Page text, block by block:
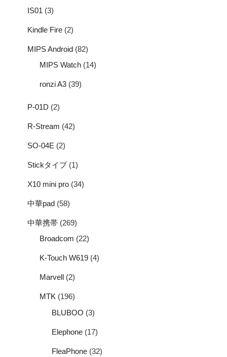
IS01 (3)
Kindle Fire (2)
MIPS Android (82)
MIPS Watch (14)
ronzi A3 (39)
P-01D (2)
R-Stream (42)
SO-04E (2)
Stickタイプ(1)
X10 mini pro (34)
中華pad (58)
中華携帯 (269)
Broadcom (22)
K-Touch W619 (4)
Marvell (2)
MTK (196)
BLUBOO (3)
Elephone (17)
FleaPhone (32)